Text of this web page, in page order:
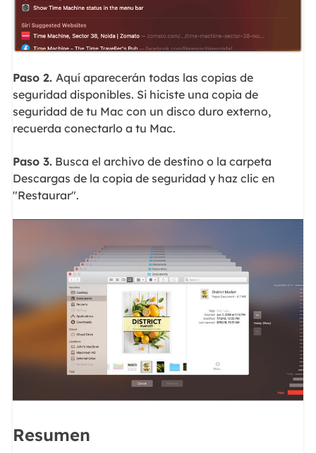
Paso 2. Aquí aparecerán todas las copias de
seguridad disponibles. Si hiciste una copia de
seguridad de tu Mac con un disco duro externo,
recuerda conectarlo a tu Mac.
Paso 3.Busca el archivo de destino o la carpeta
Descargas de la copia de seguridad y haz clic en
"Restaurar".
Resumen